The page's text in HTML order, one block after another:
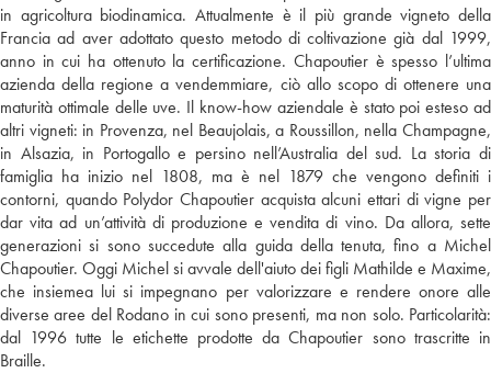
in agricoltura biodinamica. Attualmente è il più grande vigneto della
Francia ad aver adottato questo metodo di coltivazione già dal 1999,
anno in cui ha ottenuto la certificazione. Chapoutier è spesso l’ultima
azienda della regione a vendemmiare, ciò allo scopo di ottenere una
maturità ottimale delle uve. Il know-how aziendale è stato poi esteso ad
altri vigneti: in Provenza, nel Beaujolais, a Roussillon, nella Champagne,
in Alsazia, in Portogallo e persino nell’Australia del sud. La storia di
famiglia ha inizio nel 1808, ma è nel 1879 che vengono definiti i
contorni, quando Polydor Chapoutier acquista alcuni ettari di vigne per
dar vita ad un’attività di produzione e vendita di vino. Da allora, sette
generazioni si sono succedute alla guida della tenuta, fino a Michel
Chapoutier. Oggi Michel si avvale dell'aiuto dei figli Mathilde e Maxime,
che insiemea lui si impegnano per valorizzare e rendere onore alle
diverse aree del Rodano in cui sono presenti, ma non solo. Particolarità:
dal 1996 tutte le etichette prodotte da Chapoutier sono trascritte in
Braille.